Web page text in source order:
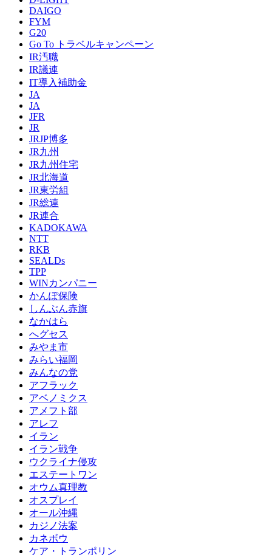
DAIGO
FYM
G20
Go To トラベルキャンペーン
IR汚職
IR議連
IT導入補助金
JA
JA
JFR
JR
JRJP博多
JR九州
JR九州住宅
JR北海道
JR東労組
JR総連
JR連合
KADOKAWA
NTT
RKB
SEALDs
TPP
WINカンパニー
かんぽ保険
しんぶん赤旗
なかはら
へグセス
みやま市
みらい福岡
みんなの党
アフラック
アベノミクス
アメフト部
アレフ
イラン
イラン戦争
ウクライナ侵攻
エステートワン
オウム真理教
オスプレイ
オール沖縄
カジノ法案
カネボウ
ケア・トランポリン